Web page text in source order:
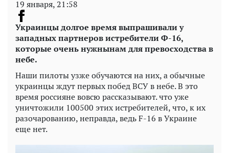
19 января, 21:58
Украинцы долгое время выпрашивали у
западных партнеров истребители Ф-16,
которые очень нужнынам для превосходства в
небе.
Наши пилоты узже обучаются на них, а обычные
украинцы ждут первых побед ВСУ в небе. В это
время россияне вовсю рассказывают. что уже
уничтожили 100500 этих истребителей, что, к их
разочарованию, неправда, ведь F-16 в Украине
еще нет.